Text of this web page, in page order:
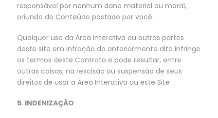
responsável por nenhum dano material ou moral,
oriundo do Conteúdo postado por você.
Qualquer uso da Área Interativa ou outras partes
deste site em infração do anteriormente dito infringe
os termos deste Contrato e pode resultar, entre
outras coisas, na rescisão ou suspensão de seus
direitos de usar a Área Interativa ou este Site
5. INDENIZAÇÃO